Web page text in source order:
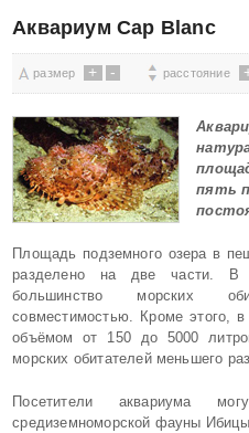
Аквариум Cap Blanc
размер + - расстояние
пять
Площадь подземного озера в
разделено на две части. В
большинство морских
совместимостью. Кроме этого,
объёмом от 150 до 5000
морских обитателей меньшего
Посетители аквариума
средиземноморской фауны Ибицы.